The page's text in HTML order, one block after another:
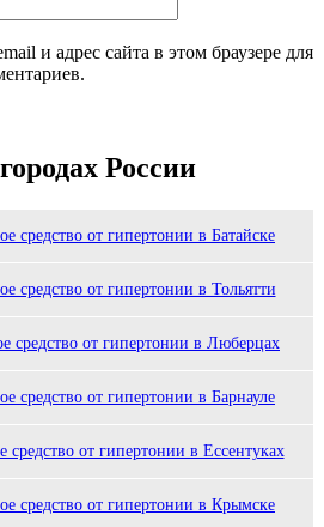
и адрес сайта в этом браузере для
России
средство от гипертонии в Батайске
средство от гипертонии в Тольятти
средство от гипертонии в Люберцах
средство от гипертонии в Барнауле
от гипертонии в Ессентуках
средство от гипертонии в Крымске